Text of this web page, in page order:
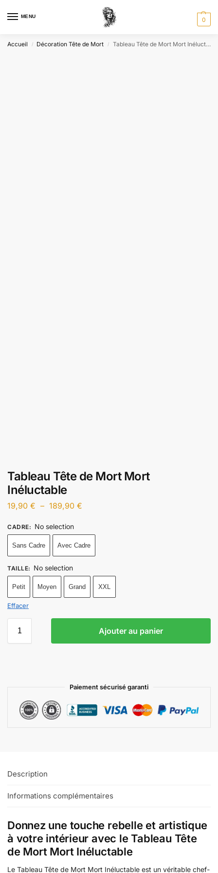
MENU 0
Accueil / Décoration Tête de Mort / Tableau Tête de Mort Mort Inéluctable
Tableau Tête de Mort Mort
Inéluctable
19,90 € – 189,90 €
CADRE: No selection
Sans Cadre Avec Cadre
TAILLE: No selection
Petit Moyen Grand XXL
Effacer
Ajouter au panier
Paiement sécurisé garanti
Description
Informations complémentaires
Donnez une touche rebelle et artistique
à votre intérieur avec le Tableau Tête
de Mort Mort Inéluctable
Le Tableau Tête de Mort Mort Inéluctable est un véritable chef-